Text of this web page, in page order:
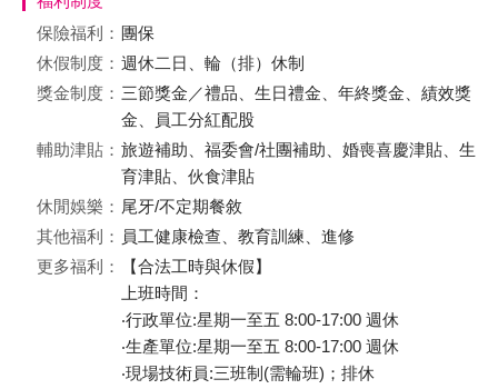
保險福利： 團保
休假制度： 週休二日、輪（排）休制
獎金制度： 三節獎金／禮品、生日禮金、年終獎金、績效獎
金、員工分紅配股
輔助津貼： 旅遊補助、福委會/社團補助、婚喪喜慶津貼、生
育津貼、伙食津貼
休閒娛樂： 尾牙/不定期餐敘
其他福利： 員工健康檢查、教育訓練、進修
更多福利：
【合法工時與休假】
上班時間：
‧行政單位:星期一至五 8:00-17:00 週休
‧生產單位:星期一至五 8:00-17:00 週休
‧現場技術員:三班制(需輪班)；排休